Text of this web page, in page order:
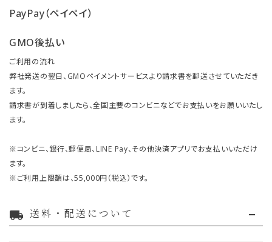
PayPay（ペイペイ）
GMO後払い
ご利用の流れ
弊社発送の翌日、GMOペイメントサービスより請求書を郵送させていただき
ます。
請求書が到着しましたら、全国主要のコンビニなどでお支払いをお願いいたし
ます。
※コンビニ、銀行、郵便局、LINE Pay、その他決済アプリでお支払いいただけ
ます。
※ご利用上限額は、55,000円（税込）です。
local_shipping 送料・配送について